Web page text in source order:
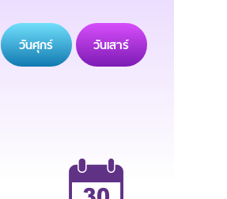
วันศุกร์ วันเสาร์